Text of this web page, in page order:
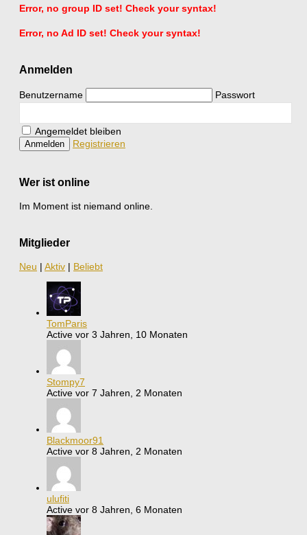
Error, no group ID set! Check your syntax!
Error, no Ad ID set! Check your syntax!
Anmelden
Benutzername Passwort
Angemeldet bleiben
Registrieren
Wer ist online
Im Moment ist niemand online.
Mitglieder
Neu | Aktiv | Beliebt
TomParis
Active vor 3 Jahren, 10 Monaten
Stompy7
Active vor 7 Jahren, 2 Monaten
Blackmoor91
Active vor 8 Jahren, 2 Monaten
ulufiti
Active vor 8 Jahren, 6 Monaten